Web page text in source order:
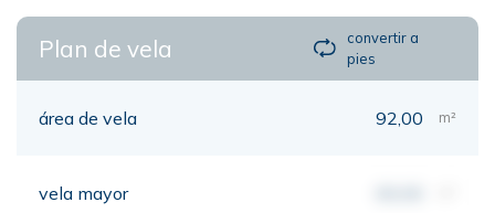
Plan de vela
convertir a
pies
área de vela 92,00 m²
vela mayor